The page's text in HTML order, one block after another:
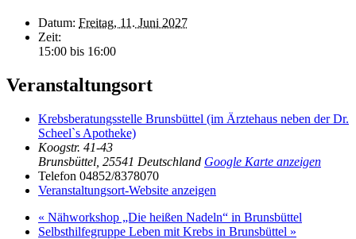
Datum: Freitag, 11. Juni 2027
Zeit:
15:00 bis 16:00
Veranstaltungsort
Krebsberatungsstelle Brunsbüttel (im Ärztehaus neben der Dr.
Scheel`s Apotheke)
Koogstr. 41-43
Brunsbüttel 25541 Deutschland Google Karte anzeigen
Telefon 04852/8378070
Veranstaltungsort-Website anzeigen
« Nähworkshop „Die heißen Nadeln“ in Brunsbüttel
Selbsthilfegruppe Leben mit Krebs in Brunsbüttel »